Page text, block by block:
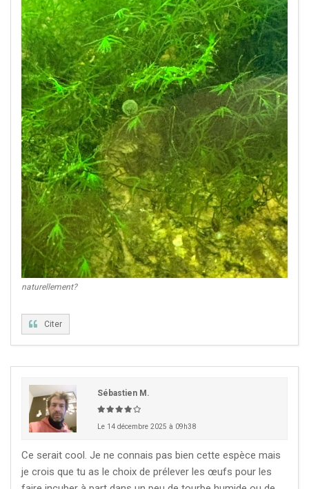
naturellement?
Citer
Sébastien M.
Le 14 décembre 2025 à 09h38
Ce serait cool. Je ne connais pas bien cette espèce mais
je crois que tu as le choix de prélever les œufs pour les